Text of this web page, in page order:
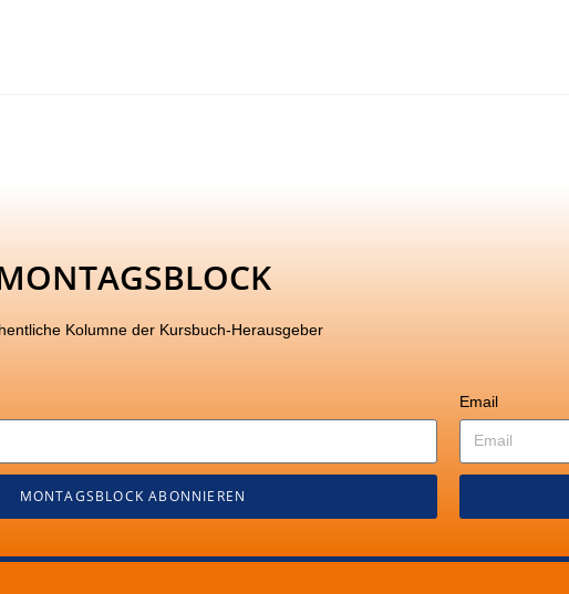
Kolumne der Kursbuch-Herausgeber
MONTAGSBLOCK ABONNIEREN
Email